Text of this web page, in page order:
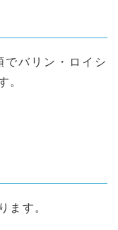
バリン・ロイシ
。
ます。